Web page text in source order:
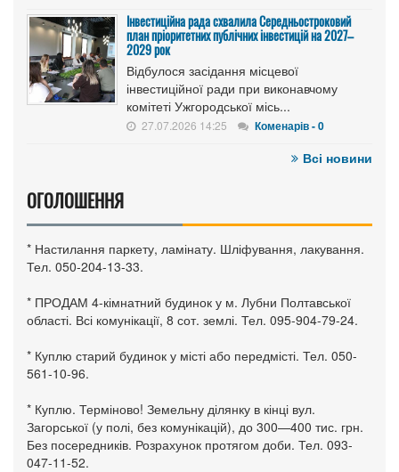
Інвестиційна рада схвалила Середньостроковий
план пріоритетних публічних інвестицій на 2027–
2029 рок
Відбулося засідання місцевої
інвестиційної ради при виконавчому
комітеті Ужгородської місь...
27.07.2026 14:25 Коменарів - 0
Всі новини
ОГОЛОШЕННЯ
* Настилання паркету, ламінату. Шліфування, лакування.
Тел. 050-204-13-33.
* ПРОДАМ 4-кімнатний будинок у м. Лубни Полтавської
області. Всі комунікації, 8 сот. землі. Тел. 095-904-79-24.
* Куплю старий будинок у місті або передмісті. Тел. 050-
561-10-96.
* Куплю. Терміново! Земельну ділянку в кінці вул.
Загорської (у полі, без комунікацій), до 300—400 тис. грн.
Без посередників. Розрахунок протягом доби. Тел. 093-
047-11-52.